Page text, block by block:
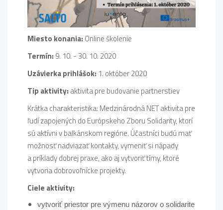
Miesto konania: Online školenie
Termín: 9. 10. - 30. 10. 2020
Uzávierka prihlášok: 1. október 2020
Tip aktivity: aktivita pre budovanie partnerstiev
Krátka charakteristika: Medzinárodná NET aktivita pre
ľudí zapojených do Európskeho Zboru Solidarity, ktorí
sú aktívni v balkánskom regióne. Účastníci budú mať
možnosť nadviazať kontakty, vymeniť si nápady
a príklady dobrej praxe, ako aj vytvoriť tímy, ktoré
vytvoria dobrovoľnícke projekty.
Ciele aktivity:
vytvoriť priestor pre výmenu názorov o solidarite